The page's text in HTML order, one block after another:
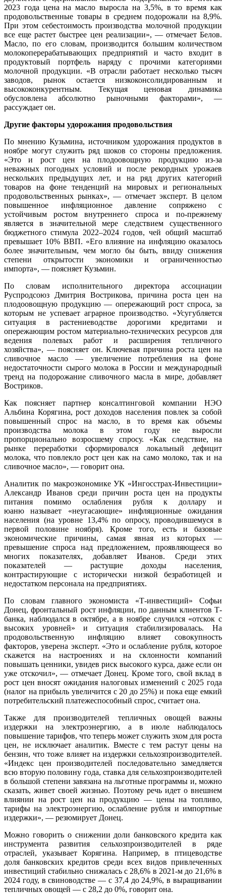
2023 года цена на масло выросла на 3,5%, в то время как
продовольственные товары в среднем подорожали на 8,9%.
При этом себестоимость производства молочной продукции
все еще растет быстрее цен реализации», — отмечает Белов.
Масло, по его словам, производится большим количеством
молокоперерабатывающих предприятий и часто входит в
продуктовый портфель наряду с прочими категориями
молочной продукции. «В отрасли работает несколько тысяч
заводов, рынок остается низкоконсолидированным и
высококонкурентным. Текущая ценовая динамика
обусловлена абсолютно рыночными факторами», —
рассуждает он.
Другие факторы удорожания продовольствия
По мнению Кузьмина, источником удорожания продуктов в
ноябре могут служить ряд шоков со стороны предложения.
«Это и рост цен на плодоовощную продукцию из-за
неважных погодных условий и после рекордных урожаев
нескольких предыдущих лет, и на ряд других категорий
товаров на фоне тенденций на мировых и региональных
продовольственных рынках», — отмечает эксперт. В целом
повышенное инфляционное давление сопряжено с
устойчивым ростом внутреннего спроса и по-прежнему
является в значительной мере следствием существенного
бюджетного стимула 2022–2024 годов, чей общий масштаб
превышает 10% ВВП. «Его влияние на инфляцию оказалось
более значительным, чем могло бы быть, ввиду снижения
степени открытости экономики и ограниченностью
импорта», — поясняет Кузьмин.
По словам исполнительного директора ассоциации
Руспродсоюз Дмитрия Вострикова, причина роста цен на
плодоовощную продукцию — опережающий рост спроса, за
которым не успевает аграрное производство. «Усугубляется
ситуация в растениеводстве дорогими кредитами и
опережающим ростом материально-технических ресурсов для
ведения полевых работ и расширения тепличного
хозяйства», — поясняет он. Ключевая причина роста цен на
сливочное масло — увеличение потребления на фоне
недостаточности сырого молока в России и международный
тренд на подорожание сливочного масла в мире, добавляет
Востриков.
Как поясняет партнер консалтинговой компании НЭО
Альбина Корягина, рост доходов населения повлек за собой
повышенный спрос на масло, в то время как объемы
производства молока в этом году не выросли
пропорционально возросшему спросу. «Как следствие, на
рынке переработки сформировался локальный дефицит
молока, что повлекло рост цен как на само молоко, так и на
сливочное масло», — говорит она.
Аналитик по макроэкономике УК «Ингосстрах-Инвестиции»
Александр Иванов среди причин роста цен на продукты
питания помимо ослабления рубля к доллару и
юаню называет «неугасающие» инфляционные ожидания
населения (на уровне 13,4% по опросу, проводившемуся в
первой половине ноября). Кроме того, есть и базовые
экономические причины, самая явная из которых —
превышение спроса над предложением, проявляющееся во
многих показателях, добавляет Иванов. Среди этих
показателей — растущие доходы населения,
контрастирующие с исторически низкой безработицей и
недостатком персонала на предприятиях.
По словам главного экономиста «Т-инвестиций» Софьи
Донец, фронтальный рост инфляции, по данным клиентов Т-
банка, наблюдался в октябре, а в ноябре случился «отскок с
высоких уровней» и ситуация стабилизировалась. На
продовольственную инфляцию влияет совокупность
факторов, уверена эксперт. «Это и ослабление рубля, которое
скажется на настроениях и на склонности компаний
повышать ценники, увидев риск высокого курса, даже если он
уже отскочил», — отмечает Донец. Кроме того, свой вклад в
рост цен вносят ожидания налоговых изменений с 2025 года
(налог на прибыль увеличится с 20 до 25%) и пока еще емкий
потребительский платежеспособный спрос, считает она.
Также для производителей тепличных овощей важны
издержки на электроэнергию, а в июле наблюдалось
повышение тарифов, что теперь может служить эхом для роста
цен, не исключает аналитик. Вместе с тем растут цены на
бензин, что тоже влияет на издержки сельхозпроизводителей.
«Индекс цен производителей последовательно замедляется
всю вторую половину года, ставка для сельхозпроизводителей
в большой степени завязана на льготные программы и, можно
сказать, живет своей жизнью. Поэтому речь идет о внешнем
влиянии на рост цен на продукцию — цены на топливо,
тарифы на электроэнергию, ослабление рубля и импортные
издержки», — резюмирует Донец.
Можно говорить о снижении доли банковского кредита как
инструмента развития сельхозпроизводителей в ряде
отраслей, указывает Корягина. Например, в птицеводстве
доля банковских кредитов среди всех видов привлеченных
инвестиций стабильно снижалась с 28,6% в 2021-м до 21,6% в
2024 году, в свиноводстве — с 37,4 до 24,9%, в выращивании
тепличных овощей — с 28,2 до 0%, говорит она.